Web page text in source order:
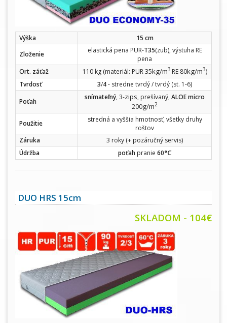
Výška
15 cm
Zloženie
elastická pena PUR-T35(zub), výstuha RE
pena
Ort. záťaž
110 kg (materiál: PUR 35kg/m3 RE 80kg/m3)
Tvrdosť
3/4- stredne tvrdý / tvrdý (st. 1-6)
Poťah
snímateľný, 3-zips, prešívaný, ALOE micro
200g/m2
Použitie
stredná a vyššia hmotnosť, všetky druhy
roštov
Záruka
3 roky (+ pozáručný servis)
Údržba
poťahpranie 60°C
DUO HRS 15cm
SKLADOM - 104€